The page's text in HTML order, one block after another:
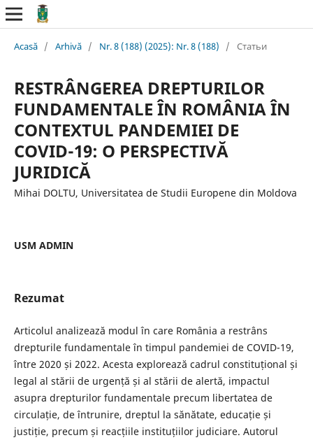
Acasă / Arhivă / Nr. 8 (188) (2025): Nr. 8 (188) / Статьи
RESTRÂNGEREA DREPTURILOR
FUNDAMENTALE ÎN ROMÂNIA ÎN
CONTEXTUL PANDEMIEI DE
COVID-19: O PERSPECTIVĂ
JURIDICĂ
Mihai DOLTU, Universitatea de Studii Europene din Moldova
USM ADMIN
Rezumat
Articolul analizează modul în care România a restrâns
drepturile fundamentale în timpul pandemiei de COVID-19,
între 2020 și 2022. Acesta explorează cadrul constituțional și
legal al stării de urgență și al stării de alertă, impactul
asupra drepturilor fundamentale precum libertatea de
circulație, de întrunire, dreptul la sănătate, educație și
justiție, precum și reacțiile instituțiilor judiciare. Autorul